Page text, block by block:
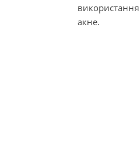
акне.